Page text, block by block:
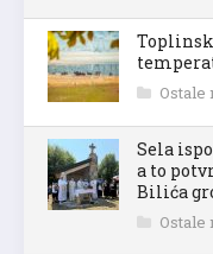
Ostale
Sela
a to
Bilića
Ostale